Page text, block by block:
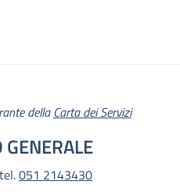
dellaCarta dei Servizi
GENERALE
051 2143430